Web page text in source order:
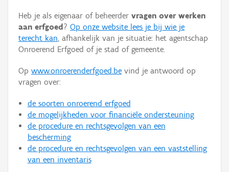
Hergebruik
Aanmelden
Heb je als eigenaar of beheerder vragen over werken
aan erfgoed ? Op onze website lees je bij wie je
terecht kan, afhankelijk van je situatie: het agentschap
Onroerend Erfgoed of je stad of gemeente.
Op www.onroerenderfgoed.be vind je antwoord op
vragen over:
de soorten onroerend erfgoed
de mogelijkheden voor financiële ondersteuning
de procedure en rechtsgevolgen van een
bescherming
de procedure en rechtsgevolgen van een vaststelling
van een inventaris